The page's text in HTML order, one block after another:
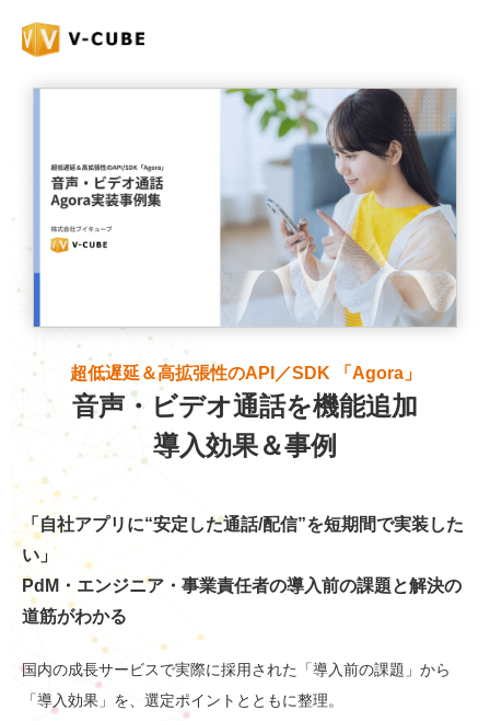
超低遅延＆高拡張性のAPI／SDK 「Agora」
音声・ビデオ通話を機能追加
導入効果＆事例
「自社アプリに“安定した通話/配信”を短期間で実装した
い」
PdM・エンジニア・事業責任者の導入前の課題と解決の
道筋がわかる
国内の成長サービスで実際に採用された「導入前の課題」から
「導入効果」を、選定ポイントとともに整理。